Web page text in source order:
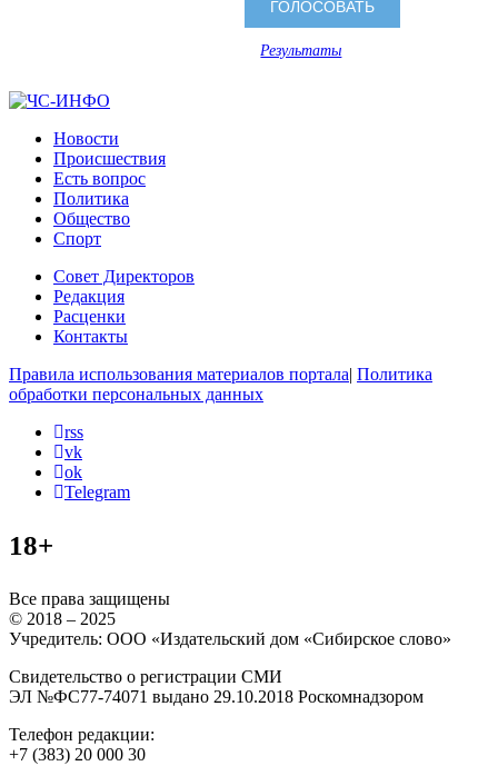
Результаты
Новости
Происшествия
Есть вопрос
Политика
Общество
Спорт
Совет Директоров
Редакция
Расценки
Контакты
Правила использования материалов портала| Политика
обработки персональных данных
rss
vk
ok
Telegram
18+
Все права защищены
© 2018 – 2025
Учредитель: ООО «Издательский дом «Сибирское слово»
Свидетельство о регистрации СМИ
ЭЛ №ФС77-74071 выдано 29.10.2018 Роскомнадзором
Телефон редакции:
+7 (383) 20 000 30